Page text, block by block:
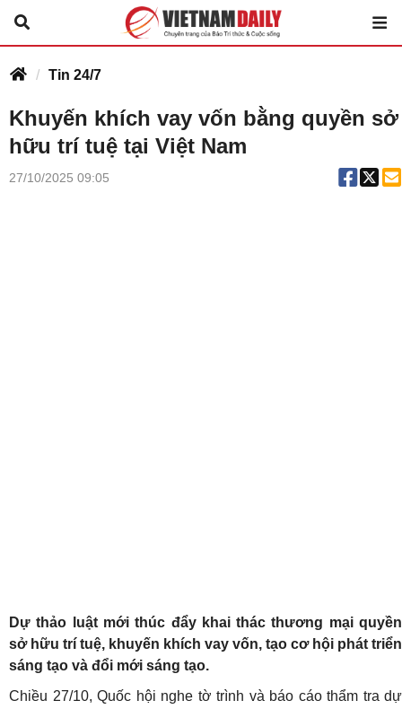
Tin 24/7
Khuyến khích vay vốn bằng quyền sở
hữu trí tuệ tại Việt Nam
27/10/2025 09:05
Dự thảo luật mới thúc đẩy khai thác thương mại quyền
sở hữu trí tuệ, khuyến khích vay vốn, tạo cơ hội phát triển
sáng tạo và đổi mới sáng tạo.
Chiều 27/10, Quốc hội nghe tờ trình và báo cáo thẩm tra dự